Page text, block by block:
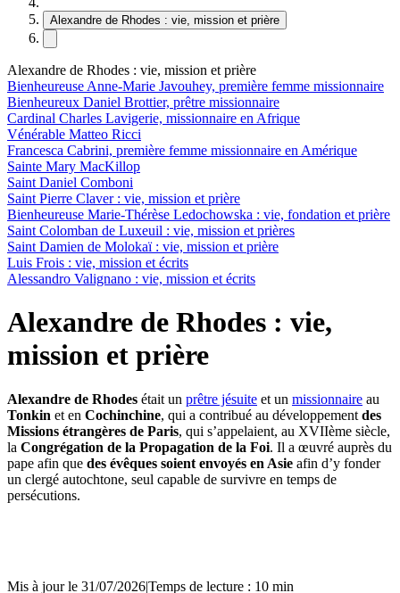
Alexandre de Rhodes : vie, mission et prière
Alexandre de Rhodes : vie, mission et prière
Bienheureuse Anne-Marie Javouhey, première femme missionnaire
Bienheureux Daniel Brottier, prêtre missionnaire
Cardinal Charles Lavigerie, missionnaire en Afrique
Vénérable Matteo Ricci
Francesca Cabrini, première femme missionnaire en Amérique
Sainte Mary MacKillop
Saint Daniel Comboni
Saint Pierre Claver : vie, mission et prière
Bienheureuse Marie-Thérèse Ledochowska : vie, fondation et prière
Saint Colomban de Luxeuil : vie, mission et prières
Saint Damien de Molokaï : vie, mission et prière
Luis Frois : vie, mission et écrits
Alessandro Valignano : vie, mission et écrits
Alexandre de Rhodes : vie,
mission et prière
Alexandre de Rhodes était un prêtre jésuite et un missionnaire au
Tonkin et en Cochinchine, qui a contribué au développement des
Missions étrangères de Paris, qui s’appelaient, au XVIIème siècle,
la Congrégation de la Propagation de la Foi. Il a œuvré auprès du
pape afin que des évêques soient envoyés en Asie afin d’y fonder
un clergé autochtone, seul capable de survivre en temps de
persécutions.
Mis à jour le 31/07/2026|Temps de lecture : 10 min